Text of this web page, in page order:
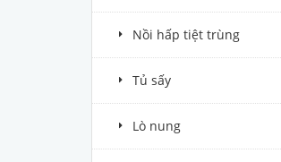
Nồi hấp tiệt trùng
Tủ sấy
Lò nung